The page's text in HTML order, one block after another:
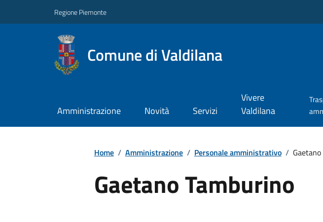
Regione Piemonte
Comune di Valdilana
Amministrazione Novità Servizi
Vivere
Valdilana
Home / Amministrazione / Personale amministrativo /
Gaetano Tamburino